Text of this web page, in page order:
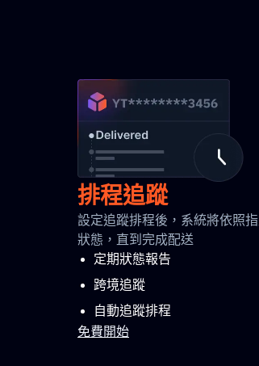
排程追蹤
設定追蹤排程後，系統將依照
狀態，直到完成配送
定期狀態報告
跨境追蹤
自動追蹤排程
免費開始